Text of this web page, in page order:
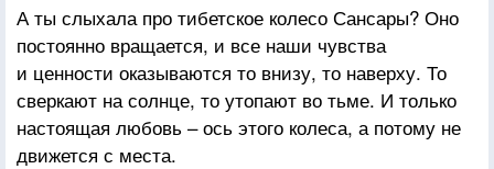
А ты слыхала про тибетское колесо Сансары? Оно
постоянно вращается, и все наши чувства
и ценности оказываются то внизу, то наверху. То
сверкают на солнце, то утопают во тьме. И только
настоящая любовь – ось этого колеса, а потому не
движется с места.